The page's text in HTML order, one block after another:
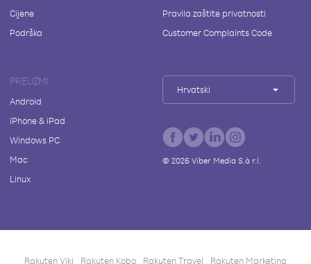
Cijene
Podrška
Pravila zaštite privatnosti
Customer Complaints Code
PREUZMI
Android
iPhone & iPad
Windows PC
Mac
Linux
Hrvatski
© 2026Viber Media S.à r.l.
Rakuten Viki Rakuten Kobo Rakuten Travel Rakuten Marketing